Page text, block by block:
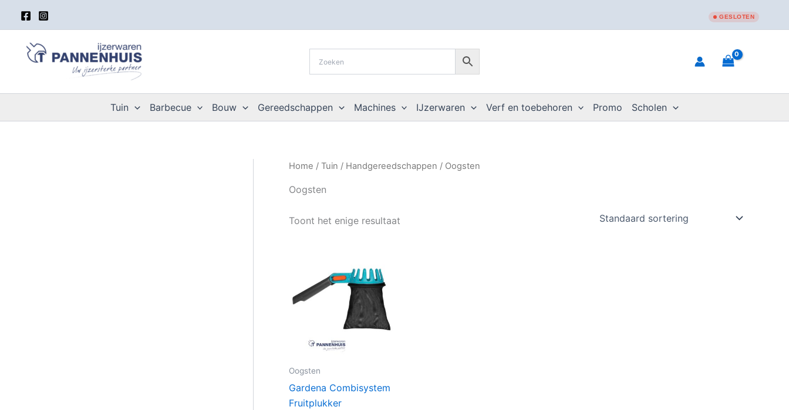
inhoud
GESLOTEN
Tuin Barbecue Bouw Gereedschappen Machines IJzerwaren Verf en toebehoren Promo Scholen
Home / Tuin / Handgereedschappen / Oogsten
Oogsten
Toont het enige resultaat
Oogsten
Gardena Combisystem
Fruitplukker